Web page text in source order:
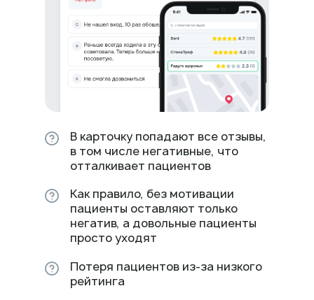
В карточку попадают все отзывы,
в том числе негативные, что
отталкивает пациентов
Как правило, без мотивации
пациенты оставляют только
негатив, а довольные пациенты
просто уходят
Потеря пациентов из-за низкого
рейтинга